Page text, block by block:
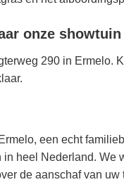
onze
290 in Ermelo.
een echt
heel Nederland. We
de aanschaf van uw